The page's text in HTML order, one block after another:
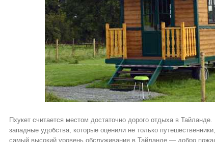
Пхукет считается местом достаточно дорого отдыха в
западные удобства, которые оценили не только
самый высокий уровень обслуживания в Тайланде — добро